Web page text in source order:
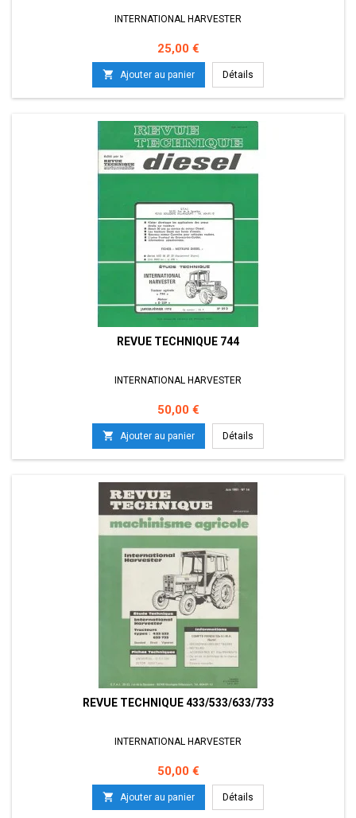
INTERNATIONAL HARVESTER
Prix
25,00 €
 Ajouter au panier Détails
REVUE TECHNIQUE 744
INTERNATIONAL HARVESTER
Prix
50,00 €
 Ajouter au panier Détails
REVUE TECHNIQUE 433/533/633/733
INTERNATIONAL HARVESTER
Prix
50,00 €
 Ajouter au panier Détails